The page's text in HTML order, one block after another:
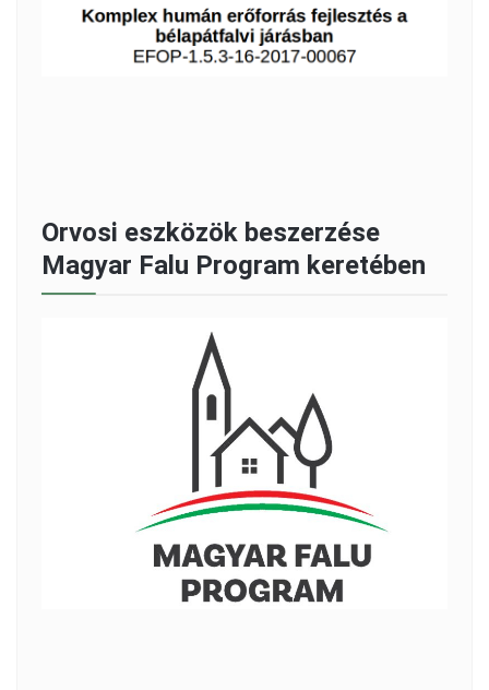
Orvosi eszközök beszerzése
Magyar Falu Program keretében